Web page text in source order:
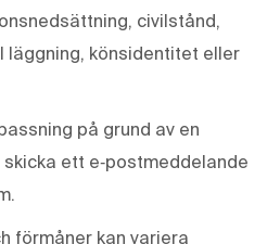
civilstånd,
läggning, könsidentitet eller
på grund av en
ett e‑postmeddelande
förmåner kan variera